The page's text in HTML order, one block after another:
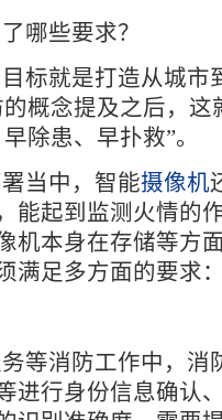
了哪些要求？
标就是打造从城市
概念提及之后，这
早除患、早扑救
当中，智能摄像机
能起到监测火情的
机本身在存储等方
满足多方面的要
等消防工作中，消
进行身份信息确认